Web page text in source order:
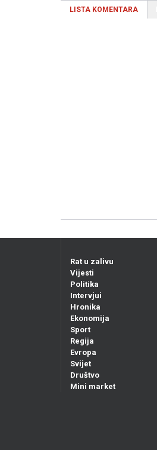
LISTA KOMENTARA
Rat u zalivu
Vijesti
Politika
Intervjui
Hronika
Ekonomija
Sport
Regija
Evropa
Svijet
Društvo
Mini market